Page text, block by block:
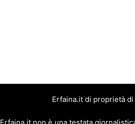
Erfaina.it di proprietà di
Erfaina.it non è una testata